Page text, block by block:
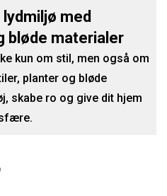
med
bløde materialer
kun om stil, men også om
planter og bløde
skabe ro og give dit hjem